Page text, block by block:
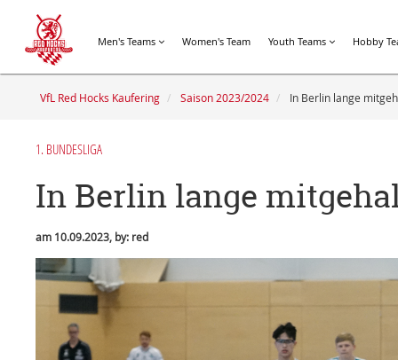
Men's Teams Women's Team Youth Teams Hobby
VfL Red Hocks Kaufering Saison 2023/2024 In Berlin lange
1. BUNDESLIGA
In Berlin lange
am 10.09.2023, by: red